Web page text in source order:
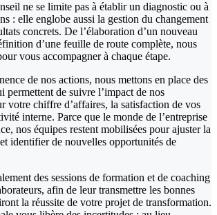
ne se limite pas à établir un diagnostic ou à
: elle englobe aussi la gestion du changement
concrets. De l’élaboration d’un nouveau
d’une feuille de route complète, nous
vous accompagner à chaque étape.
de nos actions, nous mettons en place des
permettent de suivre l’impact de nos
votre chiffre d’affaires, la satisfaction de vos
interne. Parce que le monde de l’entreprise
nos équipes restent mobilisées pour ajuster la
identifier de nouvelles opportunités de
des sessions de formation et de coaching
afin de leur transmettre les bonnes
la réussite de votre projet de transformation.